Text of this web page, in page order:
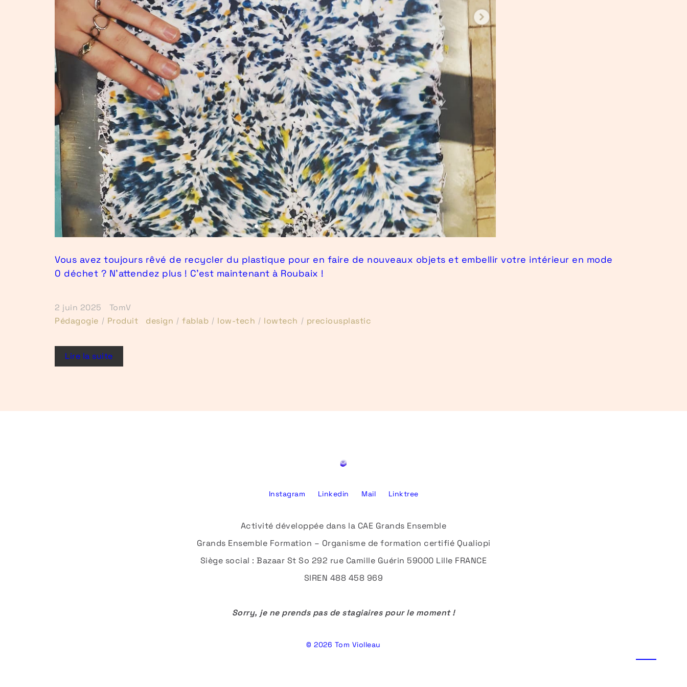
Vous avez toujours rêvé de recycler du plastique pour en faire de nouveaux objets et embellir votre intérieur en mode
0 déchet ? N’attendez plus ! C’est maintenant à Roubaix !
2 juin 2025
TomV
Pédagogie
Produit design fablab low-tech lowtech preciousplastic
Lire la suite
Instagram Linkedin Mail Linktree
Activité développée dans la CAE Grands Ensemble
Grands Ensemble Formation – Organisme de formation certifié Qualiopi
Siège social : Bazaar St So 292 rue Camille Guérin 59000 Lille FRANCE
SIREN 488 458 969
Sorry, je ne prends pas de stagiaires pour le moment !
© 2026 Tom Violleau